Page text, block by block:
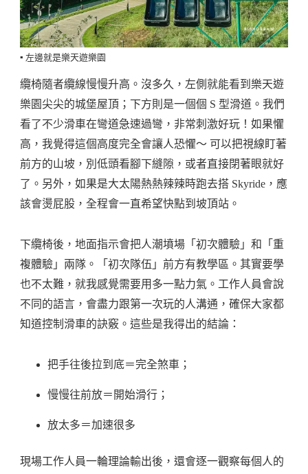
▪️ 左邊就是樂天遊樂園
纜椅隨者纜線慢慢升高。沒多久，左側就能看到樂天遊
樂園尖尖的城堡屋頂；下方則是一個個 S 型滑道。我們
看了不少滑車在彎道急速過彎，非常刺激好玩！如果懼
高，我覺得這個高度完全會讓人恐懼～ 可以把視線盯著
前方的山坡，別低頭看腳下縫隙，或者直接閉著眼就好
了。另外，如果是大太陽熱熱辣辣時跑去搭 Skyride，應
該會燙屁股，全程會一直希望快點到坡頂站。
下纜椅後，地面指示會把人潮墳場「初次體驗」和「重
複體驗」兩隊。「初次隊伍」前方有教學區。其實要學
也不太難，就我感覺需要用多一點力氣。工作人員會說
不同的語言，會盡力跟第一次玩的人溝通，確保大家都
知道控制滑車的訣竅。這些是我得出的結論：
把手往後拉到底＝完全煞車；
慢慢往前放＝開始滑行；
放太多＝加速很多
現場工作人員一輪理論輸出後，還會逐一觀察每個人的